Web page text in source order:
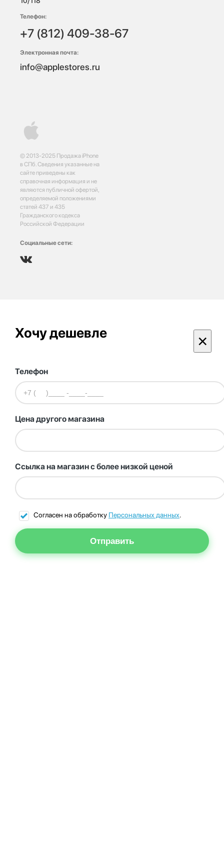
© 2013-2025 Продажа iPhone
в СПб. Сведения указанные на
сайте приведены как
справочная информация и не
являются публичной офертой,
определяемой положениями
статей 437 и 435
Гражданского кодекса
Российской Федерации
Социальные сети:
Телефон:
+7 (812) 409-38-67
Электронная почта:
info@applestores.ru
Хочу дешевле ×
Телефон
Цена другого магазина
Ссылка на магазин с более низкой ценой
Согласен на обработку Персональных данных.
Отправить